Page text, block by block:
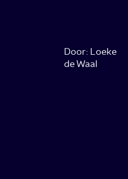
Door: Loeke
de Waal